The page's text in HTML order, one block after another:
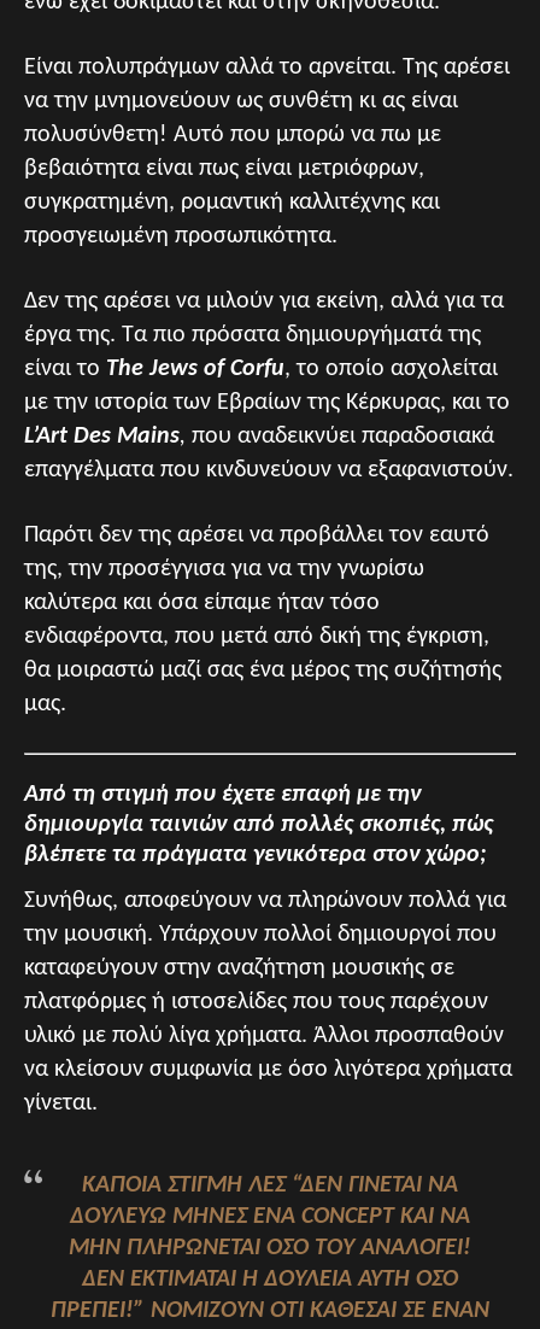
Είναι πολυπράγμων αλλά το αρνείται. Της αρέσει
να την μνημονεύουν ως συνθέτη κι ας είναι
πολυσύνθετη! Αυτό που μπορώ να πω με
βεβαιότητα είναι πως είναι μετριόφρων,
συγκρατημένη, ρομαντική καλλιτέχνης και
προσγειωμένη προσωπικότητα.
Δεν της αρέσει να μιλούν για εκείνη, αλλά για τα
έργα της. Τα πιο πρόσατα δημιουργήματά της
είναι το The Jews of Corfu, το οποίο ασχολείται
με την ιστορία των Εβραίων της Κέρκυρας, και το
L’Art Des Mains, που αναδεικνύει παραδοσιακά
επαγγέλματα που κινδυνεύουν να εξαφανιστούν.
Παρότι δεν της αρέσει να προβάλλει τον εαυτό
της, την προσέγγισα για να την γνωρίσω
καλύτερα και όσα είπαμε ήταν τόσο
ενδιαφέροντα, που μετά από δική της έγκριση,
θα μοιραστώ μαζί σας ένα μέρος της συζήτησής
μας.
Από τη στιγμή που έχετε επαφή με την
δημιουργία ταινιών από πολλές σκοπιές, πώς
βλέπετε τα πράγματα γενικότερα στον χώρο;
Συνήθως, αποφεύγουν να πληρώνουν πολλά για
την μουσική. Υπάρχουν πολλοί δημιουργοί που
καταφεύγουν στην αναζήτηση μουσικής σε
πλατφόρμες ή ιστοσελίδες που τους παρέχουν
υλικό με πολύ λίγα χρήματα. Άλλοι προσπαθούν
να κλείσουν συμφωνία με όσο λιγότερα χρήματα
γίνεται.
ΚΆΠΟΙΑ ΣΤΙΓΜΉ ΛΕΣ “ΔΕΝ ΓΊΝΕΤΑΙ ΝΑ
ΔΟΥΛΕΎΩ ΜΉΝΕΣ ΈΝΑ CONCEPT ΚΑΙ ΝΑ
ΜΗΝ ΠΛΗΡΏΝΕΤΑΙ ΌΣΟ ΤΟΥ ΑΝΑΛΟΓΕΊ!
ΔΕΝ ΕΚΤΙΜΆΤΑΙ Η ΔΟΥΛΕΙΆ ΑΥΤΉ ΌΣΟ
ΠΡΈΠΕΙ!” ΝΟΜΊΖΟΥΝ ΌΤΙ ΚΆΘΕΣΑΙ ΣΕ ΈΝΑΝ